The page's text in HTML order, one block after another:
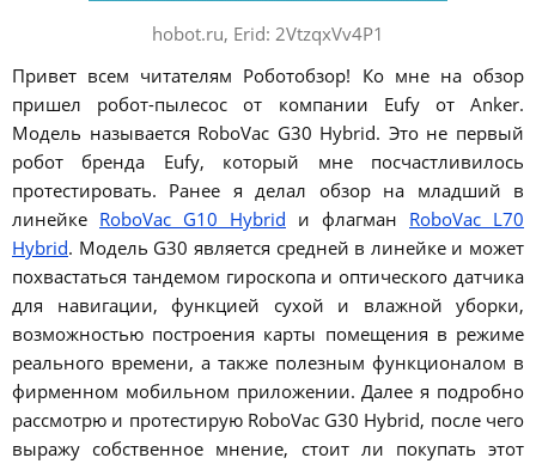
hobot.ru, Erid: 2VtzqxVv4P1
Привет всем читателям Роботобзор! Ко мне на обзор
пришел робот-пылесос от компании Eufy от Anker.
Модель называется RoboVac G30 Hybrid. Это не первый
робот бренда Eufy, который мне посчастливилось
протестировать. Ранее я делал обзор на младший в
линейке RoboVac G10 Hybrid и флагман RoboVac L70
Hybrid. Модель G30 является средней в линейке и может
похвастаться тандемом гироскопа и оптического датчика
для навигации, функцией сухой и влажной уборки,
возможностью построения карты помещения в режиме
реального времени, а также полезным функционалом в
фирменном мобильном приложении. Далее я подробно
рассмотрю и протестирую RoboVac G30 Hybrid, после чего
выражу собственное мнение, стоит ли покупать этот